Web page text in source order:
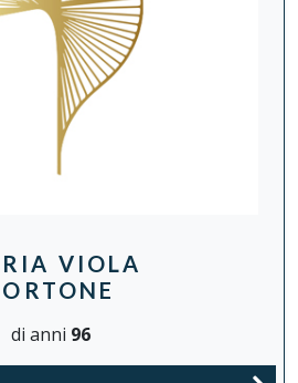
VIOLA
di anni 96